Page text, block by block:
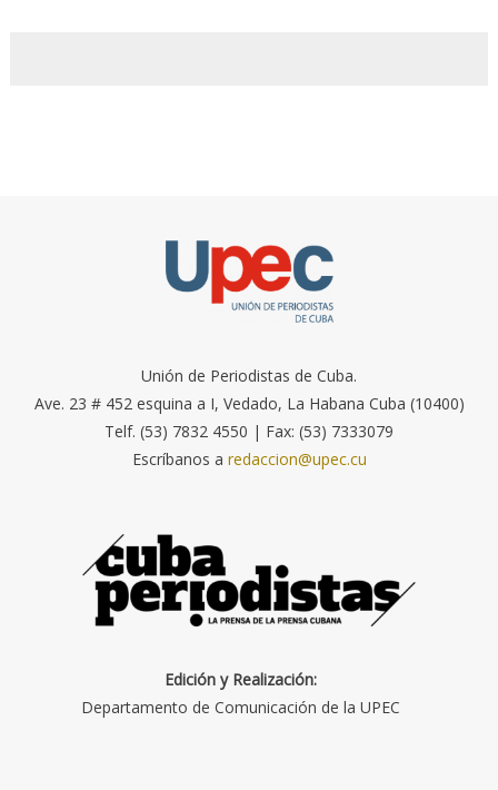
Unión de Periodistas de Cuba.
Ave. 23 # 452 esquina a I, Vedado, La Habana Cuba (10400)
Telf. (53) 7832 4550 | Fax: (53) 7333079
Escríbanos a redaccion@upec.cu
Edición y Realización:
Departamento de Comunicación de la UPEC